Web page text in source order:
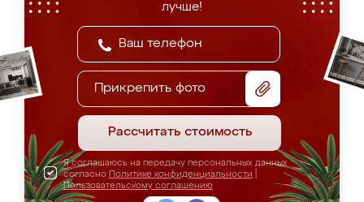
лучше!
Прикрепить фото
Рассчитать стоимость
Я соглашаюсь на передачу персональных данных
согласно Политике конфиденциальности
Пользовательскому соглашению